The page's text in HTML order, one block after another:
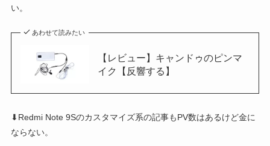
い。
あわせて読みたい
【レビュー】キャンドゥのピンマ
イク【反響する】
⬇Redmi Note 9Sのカスタマイズ系の記事もPV数はあるけど金に
ならない。